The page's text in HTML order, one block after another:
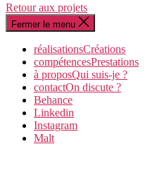
Retour aux projets
Fermer le menu
réalisationsCréations
compétencesPrestations
à proposQui suis-je ?
contactOn discute ?
Behance
Linkedin
Instagram
Malt